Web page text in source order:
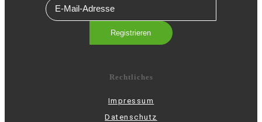
Rechtliches
Impressum
Datenschutz